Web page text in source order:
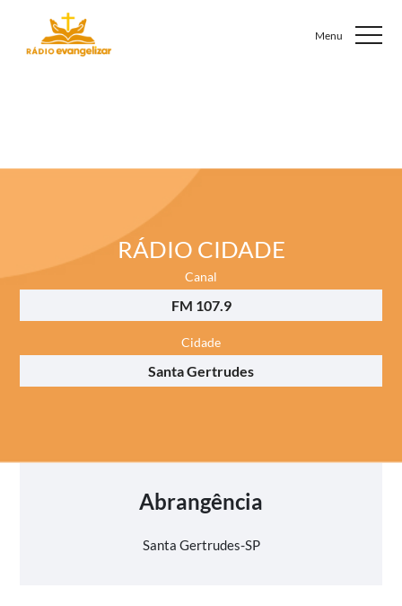
RÁDIO CIDADE
Canal
FM 107.9
Cidade
Santa Gertrudes
Abrangência
Santa Gertrudes-SP